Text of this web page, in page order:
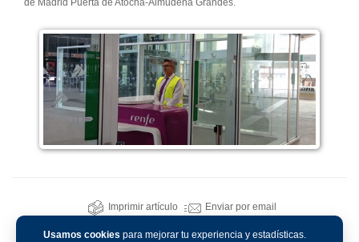
Usamos cookies para mejorar tu experiencia y estadísticas.
de Madrid Puerta de Atocha-Almudena Grandes.
Imprimir artículo Enviar por email